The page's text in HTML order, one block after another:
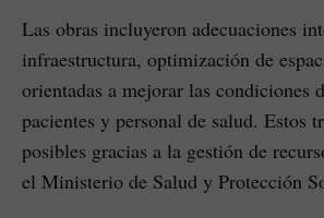
Las obras incluyeron adecuaciones
infraestructura, optimización de
orientadas a mejorar las condiciones
pacientes y personal de salud. Estos
posibles gracias a la gestión de
el Ministerio de Salud y Protección